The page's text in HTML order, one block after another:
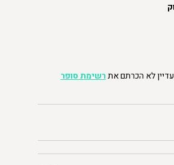
לא הכרתם אתרשימת סופר